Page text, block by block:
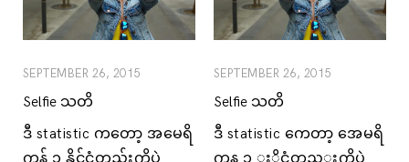
SEPTEMBER 26, 2015
Selfie သတိ
ဒီ statistic ကတော့ အမေရိ
SEPTEMBER 26, 2015
Selfie သတိ
ဒီ statistic ကေတာ့ အေမရိ